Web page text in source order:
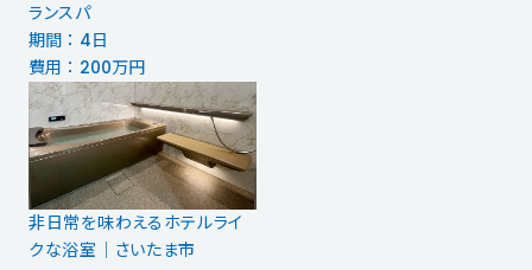
ランスパ
期間 ： 4日
費用 ： 200万円
非日常を味わえるホテルライ
クな浴室｜さいたま市